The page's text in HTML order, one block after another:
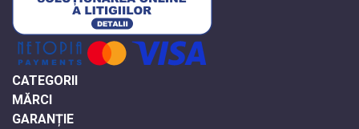
CATEGORII
MĂRCI
GARANȚIE